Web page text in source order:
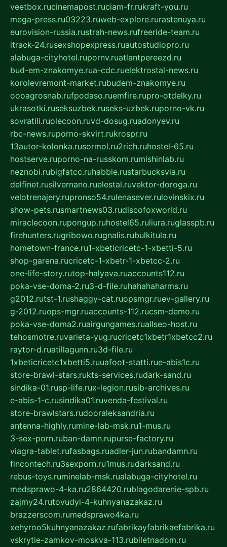
veetbox.rucinemapost.ruciam-fr.rukraft-you.ru
mega-press.ru03223.ruweb-explore.rurastenuya.ru
eurovision-russia.rustrah-news.rufreeride-team.ru
itrack-24.rusexshopexpress.ruautostudiopro.ru
alabuga-cityhotel.rupornv.ruatlantpereezd.ru
bud-em-znakomye.rua-cdc.ruelektrostal-news.ru
korolevremont-market.rubudem-znakomye.ru
oooagrosnab.rufpodaso.ruemfire.rupro-otdelky.ru
ukrasotki.ruseksuzbek.ruseks-uzbek.ruporno-vk.ru
sovratili.ruolecoon.ruvd-dosug.ruadonyev.ru
rbc-news.ruporno-skvirt.rukrospr.ru
13autor-kolonka.rusormol.ru2rich.ruhostel-65.ru
hostserve.ruporno-na-russkom.rumishinlab.ru
neznobi.rubigfatcc.ruhabble.rustarbucksvia.ru
delfinet.rusilvernano.ruelestal.ruvektor-doroga.ru
velotrenajery.rupronso54.rulenasever.rulovinskix.ru
show-pets.rusmartnews03.rudiscofoxworld.ru
miraclecoon.rupongup.ruhostel65.ruliura.ruglasspb.ru
firehunters.rugribowo.rugnalis.rubulkitula.ru
hometown-france.ru1-xbeticricetc-1-xbetti-5.ru
shop-garena.rucricetc-1-xbetr-1-xbetcc-2.ru
one-life-story.rutop-halyava.ruaccounts112.ru
poka-vse-doma-2.ru3-d-file.ruhahahaharms.ru
g2012.rutst-1.rushaggy-cat.ruopsmgr.ruev-gallery.ru
g-2012.ruops-mgr.ruaccounts-112.rucsm-demo.ru
poka-vse-doma2.ruairgungames.ruallseo-host.ru
tehosmotre.ruvarieta-yug.rucricetc1xbetr1xbetcc2.ru
raytor-d.ruatillagunn.ru3d-file.ru
1xbeticricetc1xbetti5.ruuafoot-statti.rue-abis1c.ru
store-brawl-stars.rukts-services.rudark-sand.ru
sindika-01.rusp-life.rux-legion.rusib-archives.ru
e-abis-1-c.rusindika01.ruvenda-festival.ru
store-brawlstars.rudooraleksandria.ru
antenna-highly.rumine-lab-msk.ru1-mus.ru
3-sex-porn.ruban-damn.rupurse-factory.ru
viagra-tablet.rufasbags.ruadler-jun.rubandamn.ru
fincontech.ru3sexporn.ru1mus.rudarksand.ru
rebus-toys.ruminelab-msk.rualabuga-cityhotel.ru
medsprawo-4-ka.ru2864420.rublagodarenie-spb.ru
zajmy24.rutovudyi-4-kuhnyanazakaz.ru
brazzerscom.rumedsprawo4ka.ru
xehyroo5kuhnyanazakaz.rufabrikayfabrikaefabrika.ru
vskrytie-zamkov-moskva-113.rubiletnadom.ru